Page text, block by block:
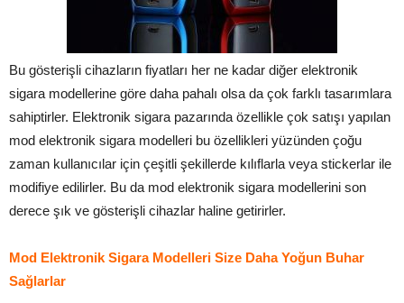
Bu gösterişli cihazların fiyatları her ne kadar diğer elektronik
sigara modellerine göre daha pahalı olsa da çok farklı tasarımlara
sahiptirler. Elektronik sigara pazarında özellikle çok satışı yapılan
mod elektronik sigara modelleri bu özellikleri yüzünden çoğu
zaman kullanıcılar için çeşitli şekillerde kılıflarla veya stickerlar ile
modifiye edilirler. Bu da mod elektronik sigara modellerini son
derece şık ve gösterişli cihazlar haline getirirler.
Mod Elektronik Sigara Modelleri Size Daha Yoğun Buhar
Sağlarlar